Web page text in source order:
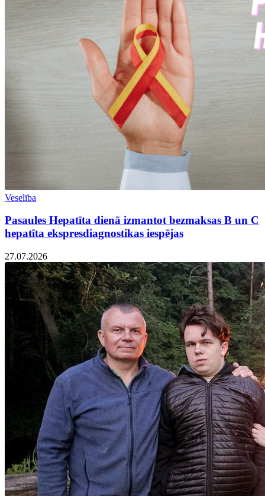
Veselība
Pasaules Hepatīta dienā izmantot bezmaksas B un C
hepatīta ekspresdiagnostikas iespējas
27.07.2026